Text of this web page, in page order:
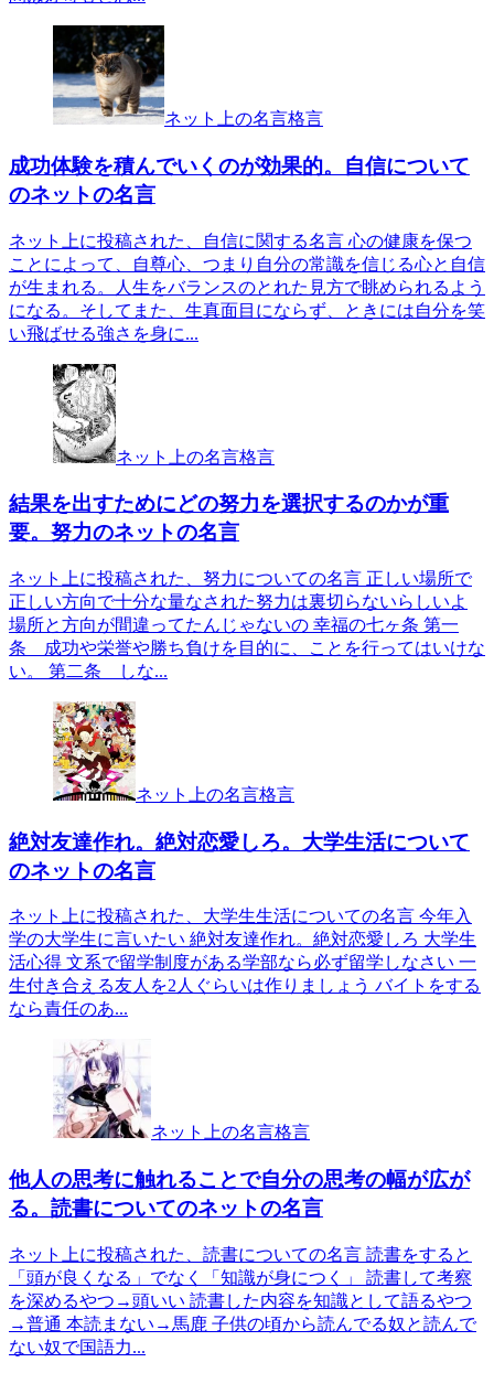
ネット上の名言格言
成功体験を積んでいくのが効果的。自信について
のネットの名言
ネット上に投稿された、自信に関する名言 心の健康を保つ
ことによって、自尊心、つまり自分の常識を信じる心と自信
が生まれる。人生をバランスのとれた見方で眺められるよう
になる。そしてまた、生真面目にならず、ときには自分を笑
い飛ばせる強さを身に...
ネット上の名言格言
結果を出すためにどの努力を選択するのかが重
要。努力のネットの名言
ネット上に投稿された、努力についての名言 正しい場所で
正しい方向で十分な量なされた努力は裏切らないらしいよ
場所と方向が間違ってたんじゃないの 幸福の七ヶ条 第一
条 成功や栄誉や勝ち負けを目的に、ことを行ってはいけな
い。 第二条 しな...
ネット上の名言格言
絶対友達作れ。絶対恋愛しろ。大学生活について
のネットの名言
ネット上に投稿された、大学生生活についての名言 今年入
学の大学生に言いたい 絶対友達作れ。絶対恋愛しろ 大学生
活心得 文系で留学制度がある学部なら必ず留学しなさい 一
生付き合える友人を2人ぐらいは作りましょう バイトをする
なら責任のあ...
ネット上の名言格言
他人の思考に触れることで自分の思考の幅が広が
る。読書についてのネットの名言
ネット上に投稿された、読書についての名言 読書をすると
「頭が良くなる」でなく「知識が身につく」 読書して考察
を深めるやつ→頭いい 読書した内容を知識として語るやつ
→普通 本読まない→馬鹿 子供の頃から読んでる奴と読んで
ない奴で国語力...